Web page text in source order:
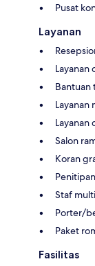
Pusat
Layanan
Layanan
Layanan
Salon
Koran
Staf
Porter/
Paket
Fasilitas